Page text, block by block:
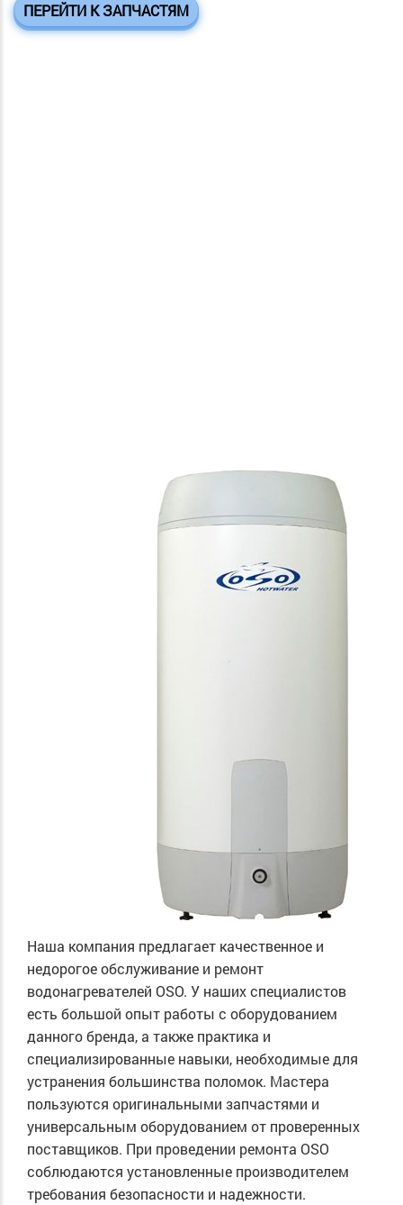
ПЕРЕЙТИ К ЗАПЧАСТЯМ
Наша компания предлагает качественное и
недорогое обслуживание и ремонт
водонагревателей OSO. У наших специалистов
есть большой опыт работы с оборудованием
данного бренда, а также практика и
специализированные навыки, необходимые для
устранения большинства поломок. Мастера
пользуются оригинальными запчастями и
универсальным оборудованием от проверенных
поставщиков. При проведении ремонта OSO
соблюдаются установленные производителем
требования безопасности и надежности.